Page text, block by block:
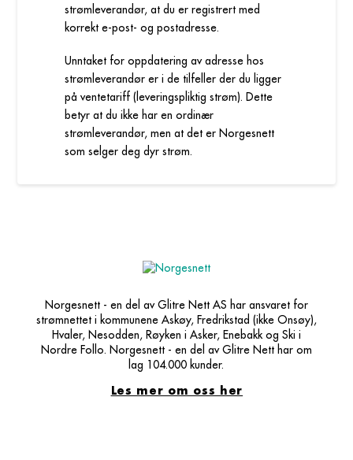
strømleverandør, at du er registrert med
korrekt e-post- og postadresse.
Unntaket for oppdatering av adresse hos
strømleverandør er i de tilfeller der du ligger
på ventetariff (leveringspliktig strøm). Dette
betyr at du ikke har en ordinær
strømleverandør, men at det er Norgesnett
som selger deg dyr strøm.
Norgesnett - en del av Glitre Nett AS har ansvaret for
strømnettet i kommunene Askøy, Fredrikstad (ikke Onsøy),
Hvaler, Nesodden, Røyken i Asker, Enebakk og Ski i
Nordre Follo. Norgesnett - en del av Glitre Nett har om
lag 104.000 kunder.
Les mer om oss her